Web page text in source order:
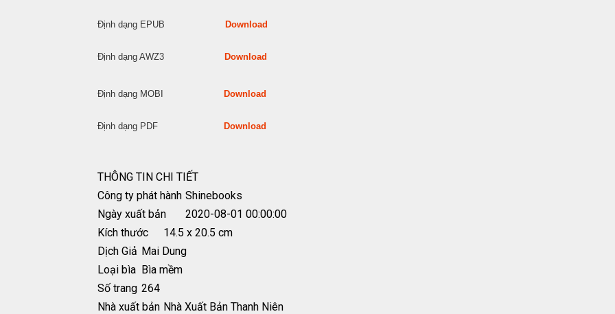
Định dạng EPUB Download
Định dạng AWZ3 Download
Định dạng MOBI Download
Định dạng PDF Download
THÔNG TIN CHI TIẾT
Công ty phát hành Shinebooks
Ngày xuất bản
2020-08-01 00:00:00
Kích thước
14.5 x 20.5 cm
Dịch Giả Mai Dung
Loại bìa Bìa mềm
Số trang 264
Nhà xuất bản Nhà Xuất Bản Thanh Niên